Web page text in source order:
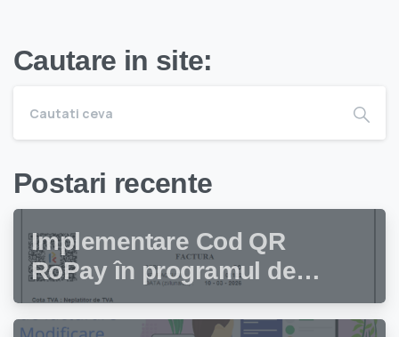
Cautare in site:
Postari recente
Implementare Cod QR
RoPay în programul de
facturare Facturis